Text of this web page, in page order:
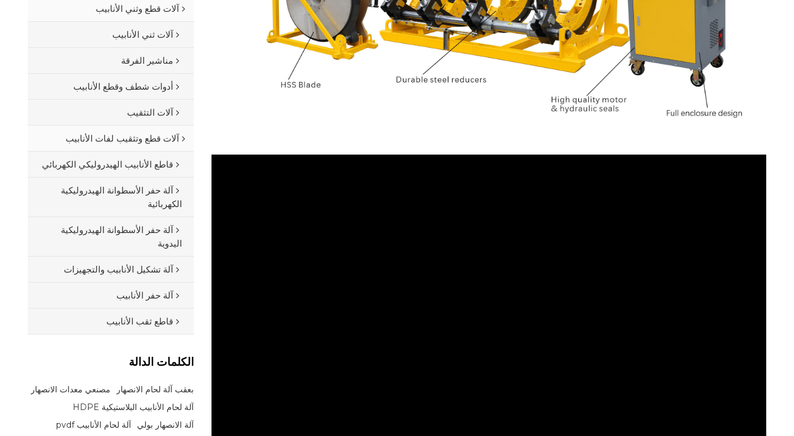
آلات قطع وثني الأنابيب
آلات ثني الأنابيب
مناشير الفرقة
أدوات شطف وقطع الأنابيب
آلات التثقيب
آلات قطع وتثقيب لفات الأنابيب
قاطع الأنابيب الهيدروليكي الكهربائي
آلة حفر الأسطوانة الهيدروليكية
الكهربائية
آلة حفر الأسطوانة الهيدروليكية
اليدوية
آلة تشكيل الأنابيب والتجهيزات
آلة حفر الأنابيب
قاطع ثقب الأنابيب
الكلمات الدالة
بعقب آلة لحام الانصهار
مصنعي معدات الانصهار
آلة لحام الأنابيب البلاستيكية HDPE
آلة الانصهار بولي
آلة لحام الأنابيب pvdf